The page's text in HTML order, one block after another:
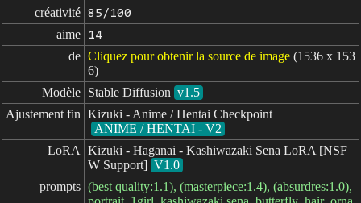
créativité 85/100
aime 14
de Cliquez pour obtenir la source de image (1536 x 153
6)
Modèle Stable Diffusion v1.5
Ajustement fin Kizuki - Anime / Hentai Checkpoint
ANIME / HENTAI - V2
LoRA
Kizuki - Haganai - Kashiwazaki Sena LoRA [NSF
W Support] V1.0
prompts (best quality:1.1), (masterpiece:1.4), (absurdres:1.0),